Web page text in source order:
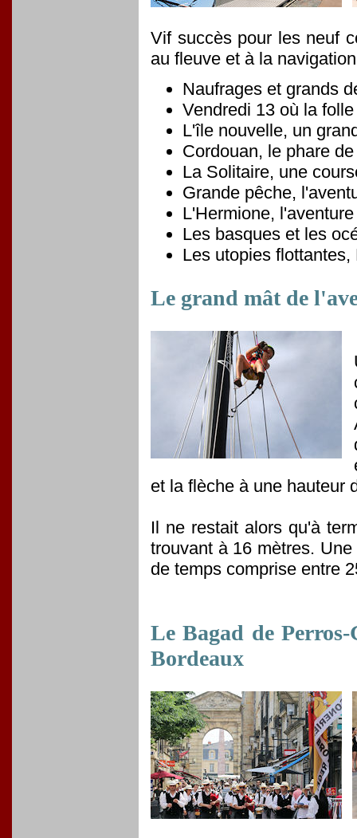
Vif succès pour les neuf
au fleuve et à la
Naufrages et grands
Vendredi 13 où la
L'île nouvelle, un
Cordouan, le phare
La Solitaire, une
Grande pêche,
L'Hermione,
Les basques et les
Les utopies
Le grand mât de
et la flèche à une hauteur
Il ne restait alors qu'à
trouvant à 16 mètres.
de temps comprise entre
Le Bagad de
Bordeaux